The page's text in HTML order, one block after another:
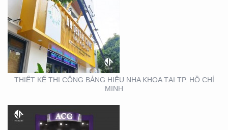
THIẾT KẾ THI CÔNG BẢNG HIỆU NHA KHOA TẠI TP. HỒ CHÍ
MINH
THIẾT KẾ THI CÔNG
GIAN HÀNG ACG –
TRIỂN LÃM NHA KHOA